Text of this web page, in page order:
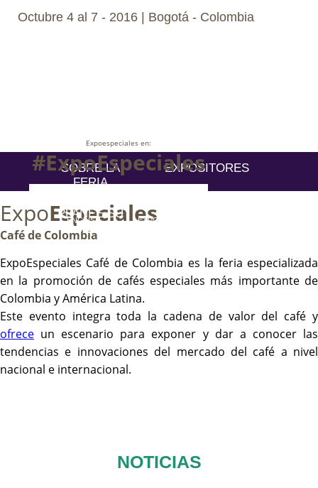
Octubre 4 al 7 - 2016 | Bogotá - Colombia
Expoespeciales en:
#ExpoEspeciales
ENGLISH
EXPOSITORES -
SOBRE LA
FERIA
EXPOSITORES
PLANEE SU
VISITA
ExpoEspeciales
Café de Colombia
ExpoEspeciales Café de Colombia es la feria especializada
en la promoción de cafés especiales más importante de
Colombia y América Latina.
Este evento integra toda la cadena de valor del café y
ofrece un escenario para exponer y dar a conocer las
tendencias e innovaciones del mercado del café a nivel
nacional e internacional.
NOTICIAS